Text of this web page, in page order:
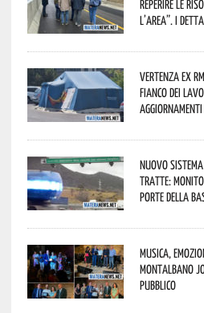
reperire le
l’area”. I
Vertenza ex
fianco dei
aggiornamenti
Nuovo
tratte:
porte della
Musica,
Montalbano
pubblico